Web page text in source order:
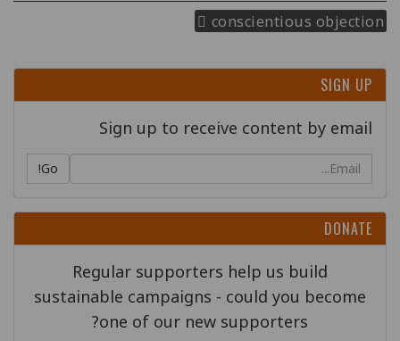
conscientious objection
SIGN UP
Sign up to receive content by email
Go!
DONATE
Regular supporters help us build
sustainable campaigns - could you become
one of our new supporters?